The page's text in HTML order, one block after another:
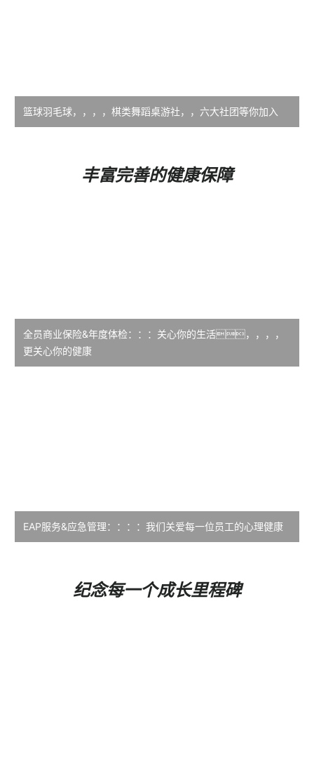
篮球羽毛球，，，，棋类舞蹈桌游社，，六大社团等你加入
丰富完善的健康保障
全员商业保险&年度体检：：：关心你的生活，，，，
更关心你的健康
EAP服务&应急管理：：：：我们关爱每一位员工的心理健康
纪念每一个成长里程碑